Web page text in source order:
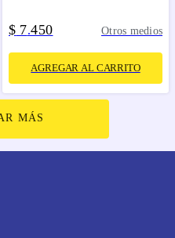
$ 7.450 Otros medios
AGREGAR AL CARRITO
MÁS